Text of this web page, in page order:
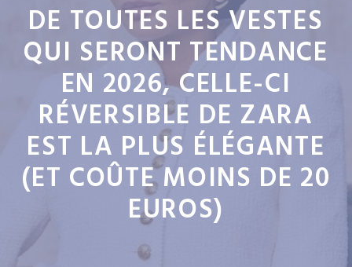
DE TOUTES LES VESTES
QUI SERONT TENDANCE
EN 2026, CELLE-CI
RÉVERSIBLE DE ZARA
EST LA PLUS ÉLÉGANTE
(ET COÛTE MOINS DE 20
EUROS)